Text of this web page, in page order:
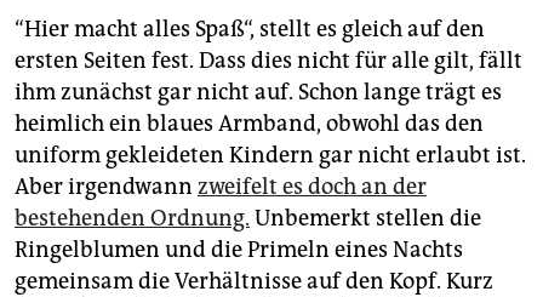
“Hier macht alles Spaß“, stellt es gleich auf den
ersten Seiten fest. Dass dies nicht für alle gilt, fällt
ihm zunächst gar nicht auf. Schon lange trägt es
heimlich ein blaues Armband, obwohl das den
uniform gekleideten Kindern gar nicht erlaubt ist.
Aber irgendwann zweifelt es doch an der
bestehenden Ordnung. Unbemerkt stellen die
Ringelblumen und die Primeln eines Nachts
gemeinsam die Verhältnisse auf den Kopf. Kurz